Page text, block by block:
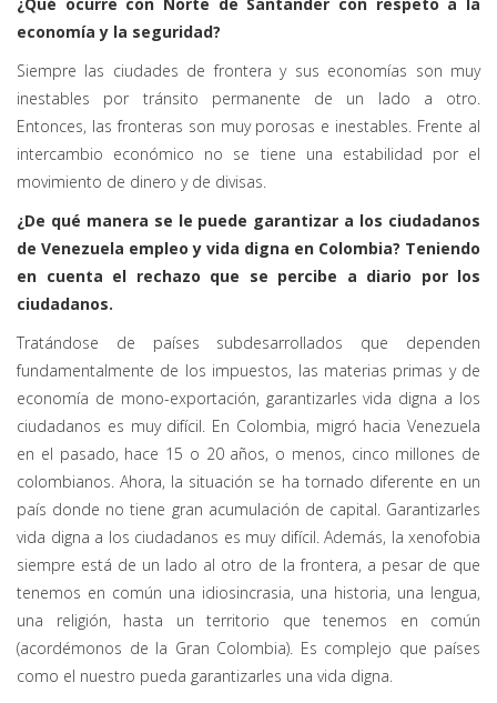
economía y la seguridad?
Siempre las ciudades de frontera y sus economías son muy
inestables por tránsito permanente de un lado a otro.
Entonces, las fronteras son muy porosas e inestables. Frente al
intercambio económico no se tiene una estabilidad por el
movimiento de dinero y de divisas.
¿De qué manera se le puede garantizar a los ciudadanos
de Venezuela empleo y vida digna en Colombia? Teniendo
en cuenta el rechazo que se percibe a diario por los
ciudadanos.
Tratándose de países subdesarrollados que dependen
fundamentalmente de los impuestos, las materias primas y de
economía de mono-exportación, garantizarles vida digna a los
ciudadanos es muy difícil. En Colombia, migró hacia Venezuela
en el pasado, hace 15 o 20 años, o menos, cinco millones de
colombianos. Ahora, la situación se ha tornado diferente en un
país donde no tiene gran acumulación de capital. Garantizarles
vida digna a los ciudadanos es muy difícil. Además, la xenofobia
siempre está de un lado al otro de la frontera, a pesar de que
tenemos en común una idiosincrasia, una historia, una lengua,
una religión, hasta un territorio que tenemos en común
(acordémonos de la Gran Colombia). Es complejo que países
como el nuestro pueda garantizarles una vida digna.